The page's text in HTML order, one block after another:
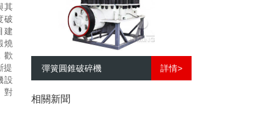
其
破
建
燒
歡
提
設
對
彈簧圓錐破碎機 詳情>
相關新聞